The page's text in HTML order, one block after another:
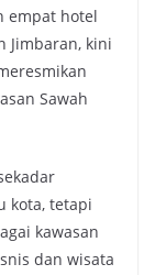
empat hotel
Jimbaran, kini
Sawah
kota, tetapi
kawasan
dan wisata